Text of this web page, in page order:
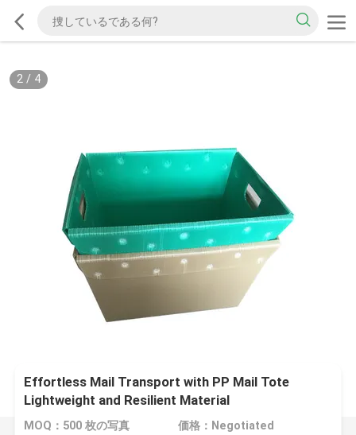
2/ 4
Effortless Mail Transport with PP Mail Tote
Lightweight and Resilient Material
MOQ：500 枚の写真 価格：Negotiated